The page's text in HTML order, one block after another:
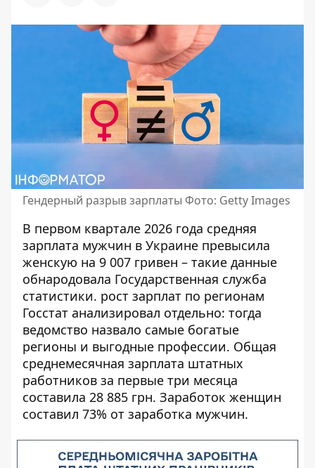
Гендерный разрыв зарплаты Фото: Getty Images
В первом квартале 2026 года средняя
зарплата мужчин в Украине превысила
женскую на 9 007 гривен – такие данные
обнародовала Государственная служба
статистики. рост зарплат по регионам
Госстат анализировал отдельно: тогда
ведомство назвало самые богатые
регионы и выгодные профессии. Общая
среднемесячная зарплата штатных
работников за первые три месяца
составила 28 885 грн. Заработок женщин
составил 73% от заработка мужчин.